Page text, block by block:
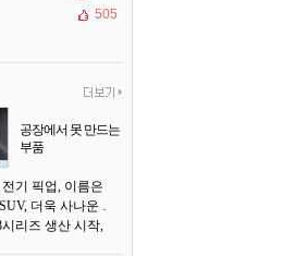
505
공장에서 못 만드는
부품
어낸다
페라리 V12 SUV, 더욱 사나운 얼굴로 돌아온다